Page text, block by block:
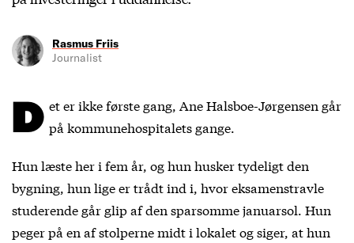
Rasmus Friis
Journalist
D et er ikke første gang, Ane Halsboe-Jørgensen går
på kommunehospitalets gange.
Hun læste her i fem år, og hun husker tydeligt den
bygning, hun lige er trådt ind i, hvor eksamenstravle
studerende går glip af den sparsomme januarsol. Hun
peger på en af stolperne midt i lokalet og siger, at hun